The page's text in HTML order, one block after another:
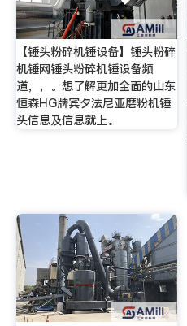
【锤头粉碎机锤设备】锤头粉碎
机锤网锤头粉碎机锤设备频
道，，。想了解更加全面的山东
恒森HG牌宾夕法尼亚磨粉机锤
头信息及信息就上。